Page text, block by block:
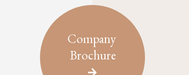
Company
Brochure